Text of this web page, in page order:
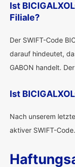
Ist
Filiale?
Der SWIFT-Code
darauf hindeutet,
GABON handelt.
Ist
Nach unserem
aktiver SWIFT-Code.